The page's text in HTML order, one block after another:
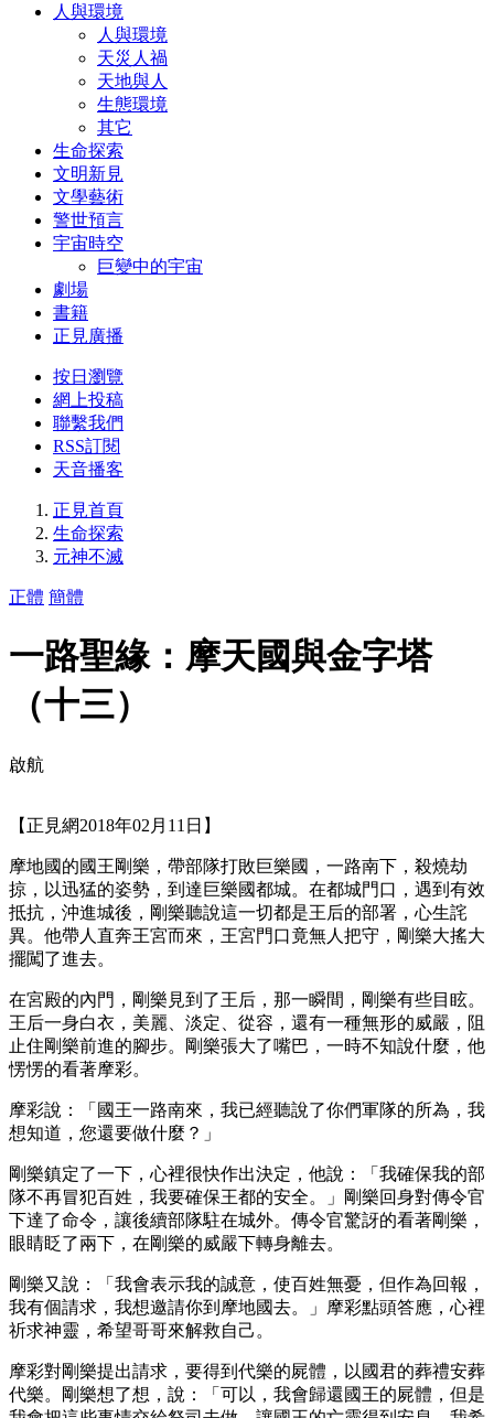
人與環境
人與環境
天災人禍
天地與人
生態環境
其它
生命探索
文明新見
文學藝術
警世預言
宇宙時空
巨變中的宇宙
劇場
書籍
正見廣播
按日瀏覽
網上投稿
聯繫我們
RSS訂閱
天音播客
正見首頁
生命探索
元神不滅
正體 簡體
一路聖緣：摩天國與金字塔
（十三）
啟航
【正見網2018年02月11日】
摩地國的國王剛樂，帶部隊打敗巨樂國，一路南下，殺燒劫
掠，以迅猛的姿勢，到達巨樂國都城。在都城門口，遇到有效
抵抗，沖進城後，剛樂聽說這一切都是王后的部署，心生詫
異。他帶人直奔王宮而來，王宮門口竟無人把守，剛樂大搖大
擺闖了進去。
在宮殿的內門，剛樂見到了王后，那一瞬間，剛樂有些目眩。
王后一身白衣，美麗、淡定、從容，還有一種無形的威嚴，阻
止住剛樂前進的腳步。剛樂張大了嘴巴，一時不知說什麼，他
愣愣的看著摩彩。
摩彩說：「國王一路南來，我已經聽說了你們軍隊的所為，我
想知道，您還要做什麼？」
剛樂鎮定了一下，心裡很快作出決定，他說：「我確保我的部
隊不再冒犯百姓，我要確保王都的安全。」剛樂回身對傳令官
下達了命令，讓後續部隊駐在城外。傳令官驚訝的看著剛樂，
眼睛眨了兩下，在剛樂的威嚴下轉身離去。
剛樂又說：「我會表示我的誠意，使百姓無憂，但作為回報，
我有個請求，我想邀請你到摩地國去。」摩彩點頭答應，心裡
祈求神靈，希望哥哥來解救自己。
摩彩對剛樂提出請求，要得到代樂的屍體，以國君的葬禮安葬
代樂。剛樂想了想，說：「可以，我會歸還國王的屍體，但是